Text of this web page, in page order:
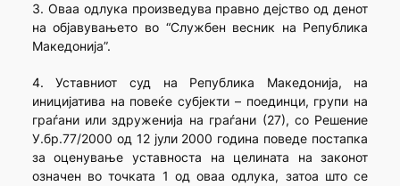
3. Оваа одлука произведува правно дејство од денот
на објавувањето во “Службен весник на Република
Македонија”.
4. Уставниот суд на Република Македонија, на
иницијатива на повеќе субјекти – поединци, групи на
граѓани или здруженија на граѓани (27), со Решение
У.бр.77/2000 од 12 јули 2000 година поведе постапка
за оценување уставноста на целината на законот
означен во точката 1 од оваа одлука, затоа што се